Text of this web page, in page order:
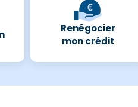
Renégocier
mon crédit